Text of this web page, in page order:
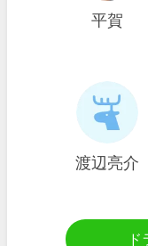
平賀
渡辺亮介
ド